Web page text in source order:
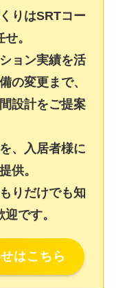
りはSRTコー
。
ョン実績を活
の変更まで、
設計をご提案
、入居者様に
供。
りだけでも知
です。
はこちら